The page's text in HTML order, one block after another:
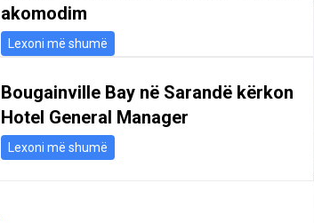
akomodim
Lexoni më shumë
Bougainville Bay në Sarandë kërkon
Hotel General Manager
Lexoni më shumë